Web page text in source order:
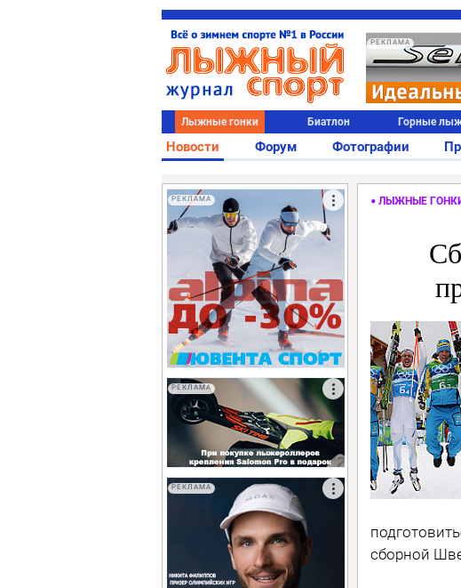
РЕКЛАМА
Лыжные гонки Биатлон Горные
Новости Форум Фотографии
РЕКЛАМА
РЕКЛАМА
РЕКЛАМА
ЛЫЖНЫЕ
сборной